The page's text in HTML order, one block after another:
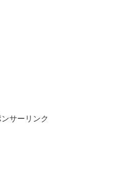
ンサーリンク